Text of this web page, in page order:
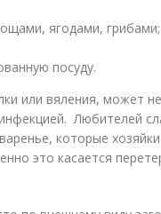
ягодами, грибами;
посуду.
или вяления, может
Любителей
которые
это касается